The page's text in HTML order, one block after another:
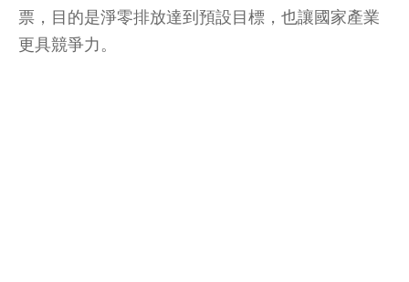
票，目的是淨零排放達到預設目標，也讓國家產業
更具競爭力。